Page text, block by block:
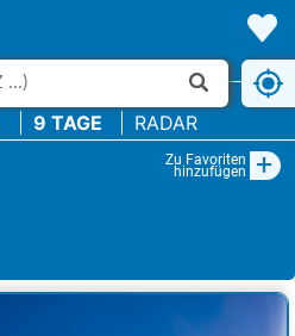
9 TAGE RADAR
Zu Favoriten
hinzufügen +